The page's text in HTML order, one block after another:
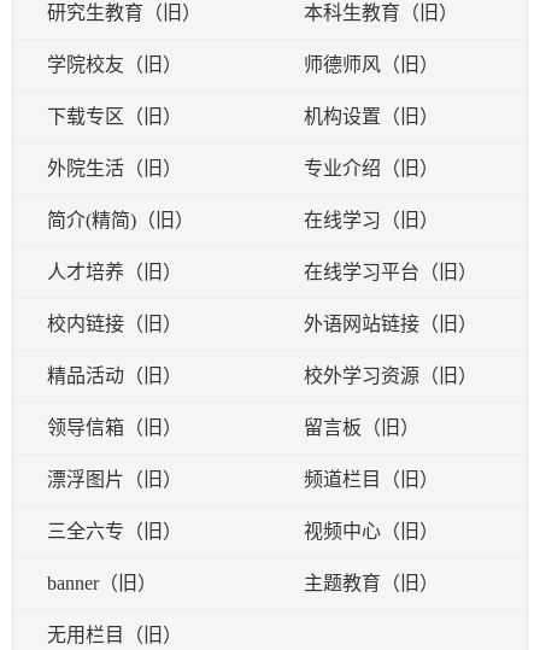
研究生教育（旧） 本科生教育（旧）
学院校友（旧） 师德师风（旧）
下载专区（旧） 机构设置（旧）
外院生活（旧） 专业介绍（旧）
简介(精简)（旧） 在线学习（旧）
人才培养（旧） 在线学习平台（旧）
校内链接（旧） 外语网站链接（旧）
精品活动（旧） 校外学习资源（旧）
领导信箱（旧） 留言板（旧）
漂浮图片（旧） 频道栏目（旧）
三全六专（旧） 视频中心（旧）
banner（旧） 主题教育（旧）
无用栏目（旧）